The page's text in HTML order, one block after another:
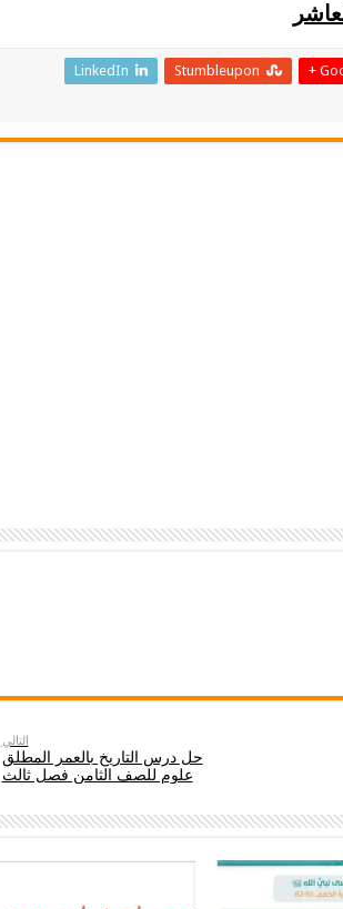
Stumbleupon
LinkedIn
التالي
حل درس التاريخ بالعمر المطلق
علوم للصف الثامن فصل ثالث